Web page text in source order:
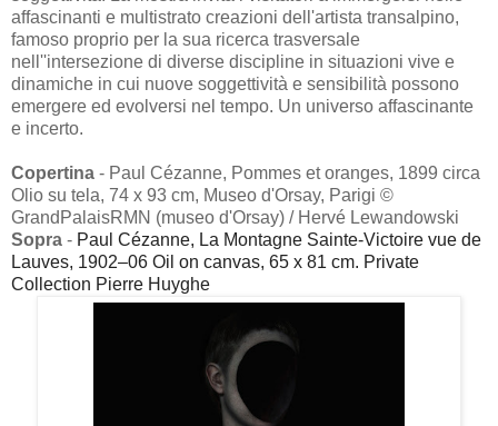
affascinanti e multistrato creazioni dell'artista transalpino,
famoso proprio per la sua ricerca trasversale
nell''intersezione di diverse discipline in situazioni vive e
dinamiche in cui nuove soggettività e sensibilità possono
emergere ed evolversi nel tempo. Un universo affascinante
e incerto.
Copertina - Paul Cézanne, Pommes et oranges, 1899 circa
Olio su tela, 74 x 93 cm, Museo d'Orsay, Parigi ©
GrandPalaisRMN (museo d'Orsay) / Hervé Lewandowski
Sopra - Paul Cézanne, La Montagne Sainte-Victoire vue de
Lauves, 1902–06 Oil on canvas, 65 x 81 cm. Private
Collection Pierre Huyghe